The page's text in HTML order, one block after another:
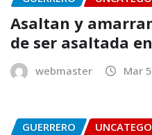
Asaltan y
de ser asaltada
webmaster Mar
GUERRERO